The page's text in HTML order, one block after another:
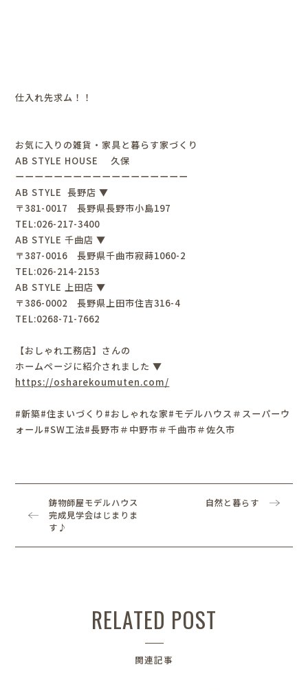
仕入れ先求ム！！
お気に入りの雑貨・家具と暮らす家づくり
AB STYLE HOUSE 久保
ーーーーーーーーーーーーーーーーーー
AB STYLE 長野店 ▼
〒381-0017 長野県長野市小島197
TEL:026-217-3400
AB STYLE 千曲店 ▼
〒387-0016 長野県千曲市寂蒔1060-2
TEL:026-214-2153
AB STYLE 上田店 ▼
〒386-0002 長野県上田市住吉316-4
TEL:0268-71-7662
【おしゃれ工務店】さんの
ホームページに紹介されました ▼
https://osharekoumuten.com/
#新築#住まいづくり#おしゃれな家#モデルハウス＃スーパーウ
ォール#SW工法#長野市＃中野市＃千曲市＃佐久市
鋳物師屋モデルハウス
完成見学会はじまりま
す♪
自然と暮らす
RELATED POST
関連記事